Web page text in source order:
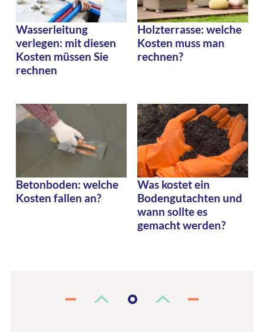
Wasserleitung
verlegen: mit diesen
Kosten müssen Sie
rechnen
Holzterrasse: welche
Kosten muss man
rechnen?
Betonboden: welche
Kosten fallen an?
Was kostet ein
Bodengutachten und
wann sollte es
gemacht werden?